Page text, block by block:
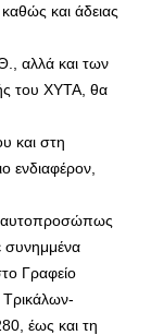
και άδειας
αλλά και των
του ΧΥΤΑ, θα
και στη
ενδιαφέρον,
αυτοπροσώπως
συνημμένα
Γραφείο
έως και τη